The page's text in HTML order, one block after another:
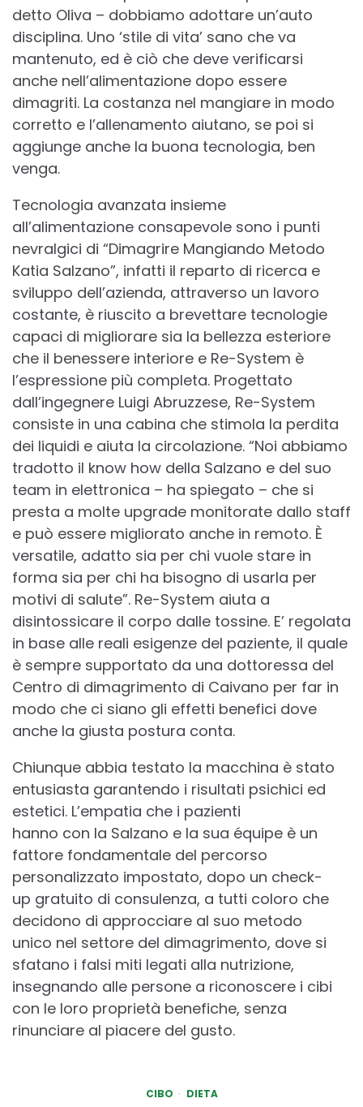
detto Oliva – dobbiamo adottare un’auto
disciplina. Uno ‘stile di vita’ sano che va
mantenuto, ed è ciò che deve verificarsi
anche nell’alimentazione dopo essere
dimagriti. La costanza nel mangiare in modo
corretto e l’allenamento aiutano, se poi si
aggiunge anche la buona tecnologia, ben
venga.
Tecnologia avanzata insieme
all’alimentazione consapevole sono i punti
nevralgici di “Dimagrire Mangiando Metodo
Katia Salzano”, infatti il reparto di ricerca e
sviluppo dell’azienda, attraverso un lavoro
costante, è riuscito a brevettare tecnologie
capaci di migliorare sia la bellezza esteriore
che il benessere interiore e Re-System è
l’espressione più completa. Progettato
dall’ingegnere Luigi Abruzzese, Re-System
consiste in una cabina che stimola la perdita
dei liquidi e aiuta la circolazione. “Noi abbiamo
tradotto il know how della Salzano e del suo
team in elettronica – ha spiegato – che si
presta a molte upgrade monitorate dallo staff
e può essere migliorato anche in remoto. È
versatile, adatto sia per chi vuole stare in
forma sia per chi ha bisogno di usarla per
motivi di salute”. Re-System aiuta a
disintossicare il corpo dalle tossine. E’ regolata
in base alle reali esigenze del paziente, il quale
è sempre supportato da una dottoressa del
Centro di dimagrimento di Caivano per far in
modo che ci siano gli effetti benefici dove
anche la giusta postura conta.
Chiunque abbia testato la macchina è stato
entusiasta garantendo i risultati psichici ed
estetici. L’empatia che i pazienti
hanno con la Salzano e la sua équipe è un
fattore fondamentale del percorso
personalizzato impostato, dopo un check-
up gratuito di consulenza, a tutti coloro che
decidono di approcciare al suo metodo
unico nel settore del dimagrimento, dove si
sfatano i falsi miti legati alla nutrizione,
insegnando alle persone a riconoscere i cibi
con le loro proprietà benefiche, senza
rinunciare al piacere del gusto.
CIBO DIETA